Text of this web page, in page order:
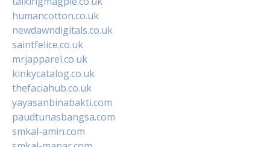
humancotton.co.uk
newdawndigitals.co.uk
saintfelice.co.uk
mrjapparel.co.uk
kinkycatalog.co.uk
thefaciahub.co.uk
yayasanbinabakti.com
paudtunasbangsa.com
smkal-amin.com